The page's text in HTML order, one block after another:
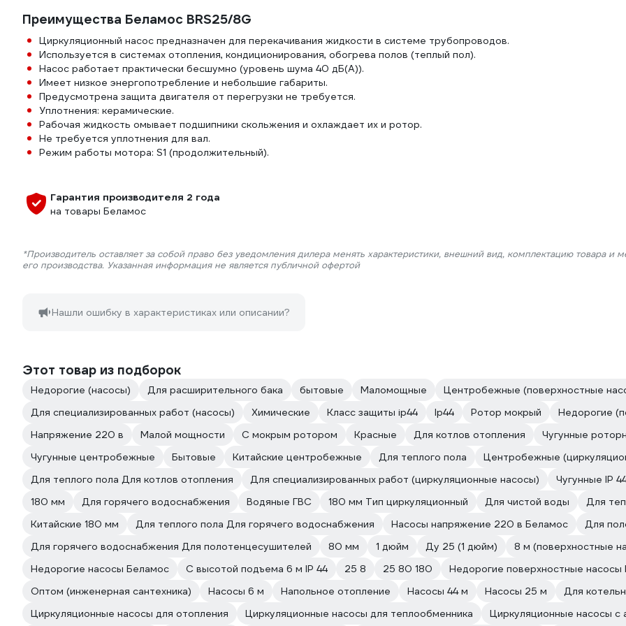
Преимущества Беламос BRS25/8G
Циркуляционный насос предназначен для перекачивания жидкости в системе трубопроводов.
Используется в системах отопления, кондиционирования, обогрева полов (теплый пол).
Насос работает практически бесшумно (уровень шума 40 дБ(А)).
Имеет низкое энергопотребление и небольшие габариты.
Предусмотрена защита двигателя от перегрузки не требуется.
Уплотнения: керамические.
Рабочая жидкость омывает подшипники скольжения и охлаждает их и ротор.
Не требуется уплотнения для вал.
Режим работы мотора: S1 (продолжительный).
Гарантия производителя 2 года
на товары Беламос
*Производитель оставляет за собой право без уведомления дилера менять характеристики, внешний вид, комплектацию товара и
его производства. Указанная информация не является публичной офертой
Нашли ошибку в характеристиках или описании?
Этот товар из подборок
Недорогие (насосы) Для расширительного бака бытовые Маломощные
Центробежные (поверхностные
Для специализированных работ (насосы)
Химические Класс защиты ip44 Ip44 Ротор мокрый
Недорогие
Напряжение 220 в
Малой мощности С мокрым ротором Красные Для котлов отопления
Чугунные
Чугунные центробежные
Бытовые Китайские центробежные Для теплого пола
Центробежные
Для теплого пола Для котлов отопления
Для специализированных работ (циркуляционные насосы)
Чугунные IP
180 мм
Для горячего водоснабжения Водяные ГВС 180 мм Тип циркуляционный Для чистой воды
Для
Китайские 180 мм
Для теплого пола Для горячего водоснабжения Насосы напряжение 220 в Беламос
Для
Для горячего водоснабжения Для полотенцесушителей
80 мм 1 дюйм Ду 25 (1 дюйм)
8 м (поверхностные
Недорогие насосы Беламос
С высотой подъема 6 м IP 44 25 8 25 80 180
Недорогие поверхностные насосы
Оптом (инженерная сантехника)
Насосы 6 м Напольное отопление Насосы 44 м Насосы 25 м
Для
Циркуляционные насосы для отопления
Циркуляционные насосы для теплообменника Циркуляционные насосы с